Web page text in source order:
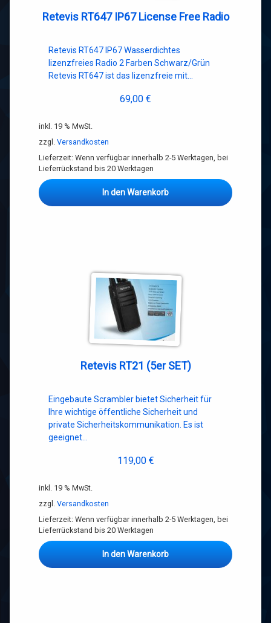
Retevis RT647 IP67 License Free Radio
Retevis RT647 IP67 Wasserdichtes
lizenzfreies Radio 2 Farben Schwarz/Grün
Retevis RT647 ist das lizenzfreie mit…
69,00 €
inkl. 19 % MwSt.
zzgl. Versandkosten
Lieferzeit: Wenn verfügbar innerhalb 2-5 Werktagen, bei
Lieferrückstand bis 20 Werktagen
In den Warenkorb
Retevis RT21 (5er SET)
Eingebaute Scrambler bietet Sicherheit für
Ihre wichtige öffentliche Sicherheit und
private Sicherheitskommunikation. Es ist
geeignet…
119,00 €
inkl. 19 % MwSt.
zzgl. Versandkosten
Lieferzeit: Wenn verfügbar innerhalb 2-5 Werktagen, bei
Lieferrückstand bis 20 Werktagen
In den Warenkorb